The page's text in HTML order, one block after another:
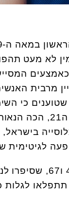
לא מעט
מרבית
כי
ועניין. האם גם
פגשנו 3 נשים,
לגלות